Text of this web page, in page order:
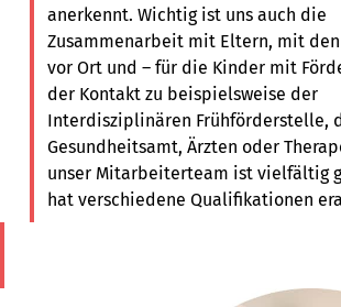
anerkennt. Wichtig ist uns auch die
Zusammenarbeit mit Eltern, mit
vor Ort und – für die Kinder mit
der Kontakt zu beispielsweise der
Interdisziplinären Frühförderstelle,
Gesundheitsamt, Ärzten oder
unser Mitarbeiterteam ist vielfältig
hat verschiedene Qualifikationen